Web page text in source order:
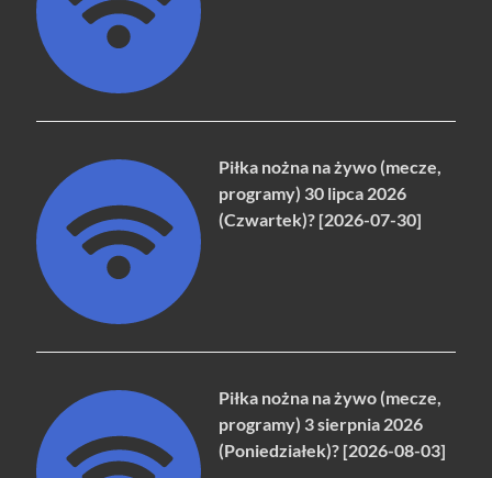
Piłka nożna na żywo (mecze,
programy) 30 lipca 2026
(Czwartek)? [2026-07-30]
Piłka nożna na żywo (mecze,
programy) 3 sierpnia 2026
(Poniedziałek)? [2026-08-03]